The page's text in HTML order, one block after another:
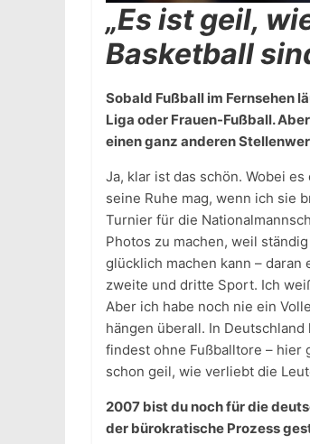
„Es ist geil,
Basketball
Sobald Fußball im Fernsehen
Liga oder Frauen-Fußball.
einen ganz anderen
Ja, klar ist das schön. Wobei
seine Ruhe mag, wenn ich sie
Turnier für die
Photos zu machen, weil
glücklich machen kann –
zweite und dritte Sport. Ich
Aber ich habe noch nie ein
hängen überall. In
findest ohne Fußballtore – hier
schon geil, wie verliebt die
2007 bist du noch für die
der bürokratische Prozess